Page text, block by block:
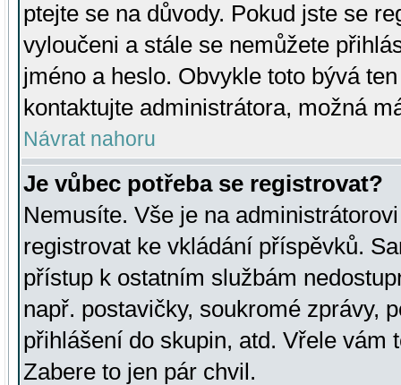
ptejte se na důvody. Pokud jste se
vyloučeni a stále se nemůžete
jméno a heslo. Obvykle toto bývá
kontaktujte administrátora, možná
Návrat nahoru
Je vůbec potřeba se registrovat?
Nemusíte. Vše je na
registrovat ke vkládání příspěvků.
přístup k ostatním službám
např. postavičky, soukromé zprávy,
přihlášení do skupin, atd. Vřele vám
Zabere to jen pár chvil.